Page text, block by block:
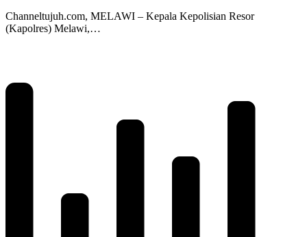
Channeltujuh.com, MELAWI – Kepala Kepolisian Resor
(Kapolres) Melawi,…